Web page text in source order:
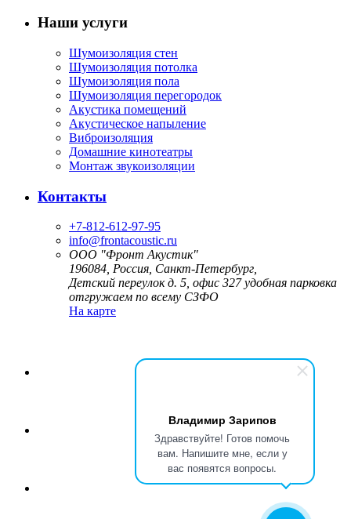
Владимир Зарипов
Здравствуйте! Готов помочь
вам. Напишите мне, если у
вас появятся вопросы.
Наши услуги
Шумоизоляция стен
Шумоизоляция потолка
Шумоизоляция пола
Шумоизоляция перегородок
Акустика помещений
Акустическое напыление
Виброизоляция
Домашние кинотеатры
Монтаж звукоизоляции
Контакты
+7-812-612-97-95
info@frontacoustic.ru
ООО "Фронт Акустик"
196084 Россия, Санкт-Петербург,
Детский переулок д. 5, офис 327 удобная парковка
отгружаем по всему СЗФО
На карте